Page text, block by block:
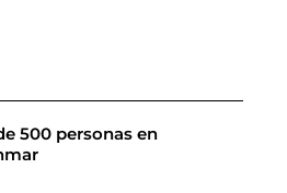
500 personas en